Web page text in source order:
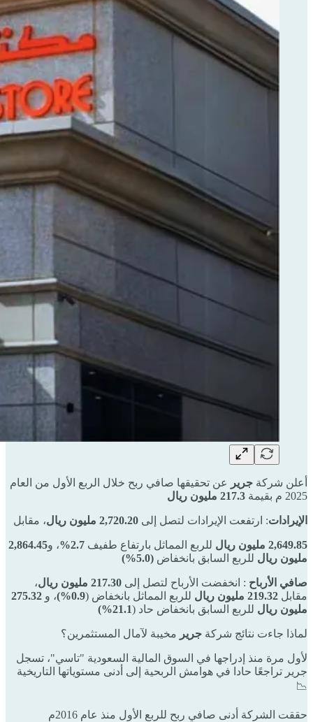
أعلن شركة جرير
عن تحقيقها صافي ربح خلال الربع الأول من العام
2025 م بقيمة
217.3 مليون ريال
الإيرادات: ارتفعت الإيرادات لتصل إلى ، مقابل
2,649.85 مليون ريال للربع المماثل بارتفاع طفيف 2.7% ، و2,864.45
مليون ريال للربع السابق بانخفاض (5.0%)
صافي الأرباح : انخفضت الأرباح لتصل إلى
،
مقابل 219.32 مليون ريال للربع المماثل بانخفاض (0.9%) ، و 275.32
مليون ريال للربع السابق بانخفاض حاد (21.1%)
لماذا جاءت نتائج شركة جرير مخيبة لآمال المستثمرين؟
لأول مرة منذ إدراجها في السوق المالية السعودية "تاسي"، تسجل
جرير تراجعًا حادا في هوامش الربحية إلى أدنى مستوياتها التاريخية
📉
حققت الشركة أدنى صافي ربح للربع الأول منذ عام 2016م